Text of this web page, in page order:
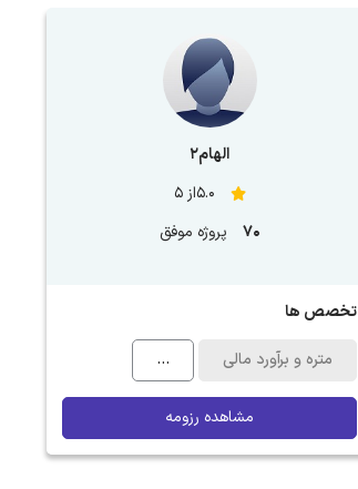
الهام۲
5.0از 5
70
پروژه موفق
تخصص ها
متره و برآورد مالی ...
مشاهده رزومه